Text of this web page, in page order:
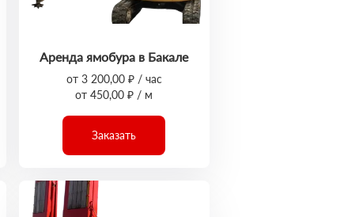
Аренда ямобура в Бакале
от 3 200,00 ₽ / час
от 450,00 ₽ / м
Заказать